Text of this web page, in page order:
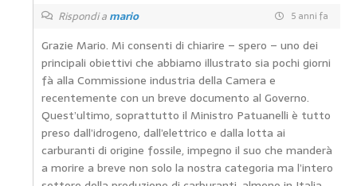
Rispondi amario 5 anni fa
Grazie Mario. Mi consenti di chiarire – spero – uno dei
principali obiettivi che abbiamo illustrato sia pochi giorni
fà alla Commissione industria della Camera e
recentemente con un breve documento al Governo.
Quest’ultimo, soprattutto il Ministro Patuanelli è tutto
preso dall’idrogeno, dall’elettrico e dalla lotta ai
carburanti di origine fossile, impegno il suo che manderà
a morire a breve non solo la nostra categoria ma l’intero